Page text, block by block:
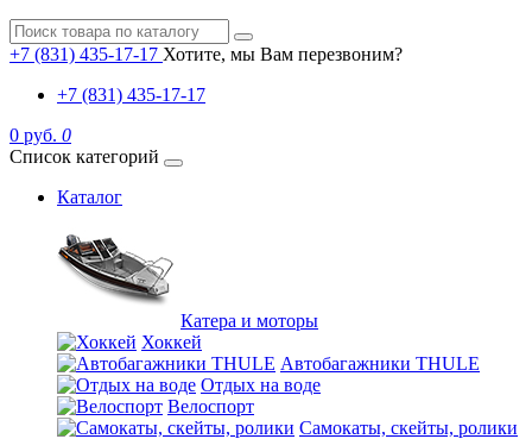
+7 (831) 435-17-17 Хотите, мы Вам перезвоним?
+7 (831) 435-17-17
0 руб. 0
Список категорий
Каталог
Катера и моторы
Хоккей
Автобагажники THULE
Отдых на воде
Велоспорт
Самокаты, скейты, ролики